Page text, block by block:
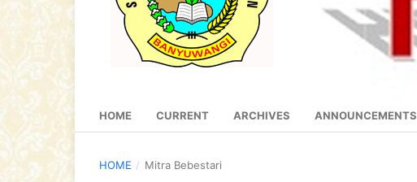
HOME CURRENT ARCHIVES ANNOUNCEMENTS
HOME / Mitra Bebestari